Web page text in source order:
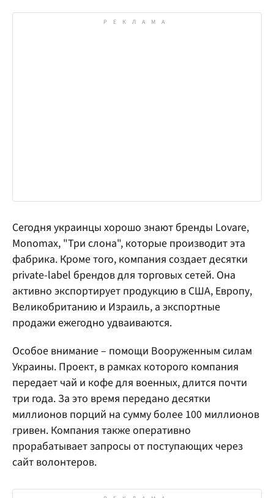
Сегодня украинцы хорошо знают бренды Lovare,
Monomax, "Три слона", которые производит эта
фабрика. Кроме того, компания создает десятки
private-label брендов для торговых сетей. Она
активно экспортирует продукцию в США, Европу,
Великобританию и Израиль, а экспортные
продажи ежегодно удваиваются.
Особое внимание – помощи Вооруженным силам
Украины. Проект, в рамках которого компания
передает чай и кофе для военных, длится почти
три года. За это время передано десятки
миллионов порций на сумму более 100 миллионов
гривен. Компания также оперативно
прорабатывает запросы от поступающих через
сайт волонтеров.